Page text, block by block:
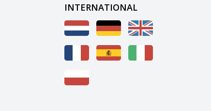
INTERNATIONAL